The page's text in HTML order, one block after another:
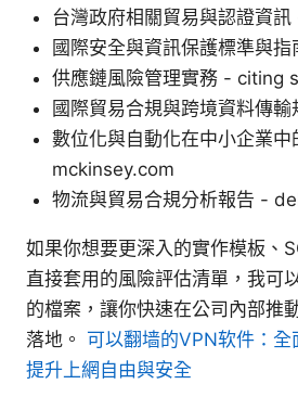
台灣政府相關貿易與認證資
國際安全與資訊保護標準與
供應鏈風險管理實務 - citing
國際貿易合規與跨境資料傳
數位化與自動化在中小企業
mckinsey.com
物流與貿易合規分析報告 -
如果你想要更深入的實作模板、
直接套用的風險評估清單，我可
的檔案，讓你快速在公司內部推
落地。 可以翻墙的VPN软件：全
提升上網自由與安全